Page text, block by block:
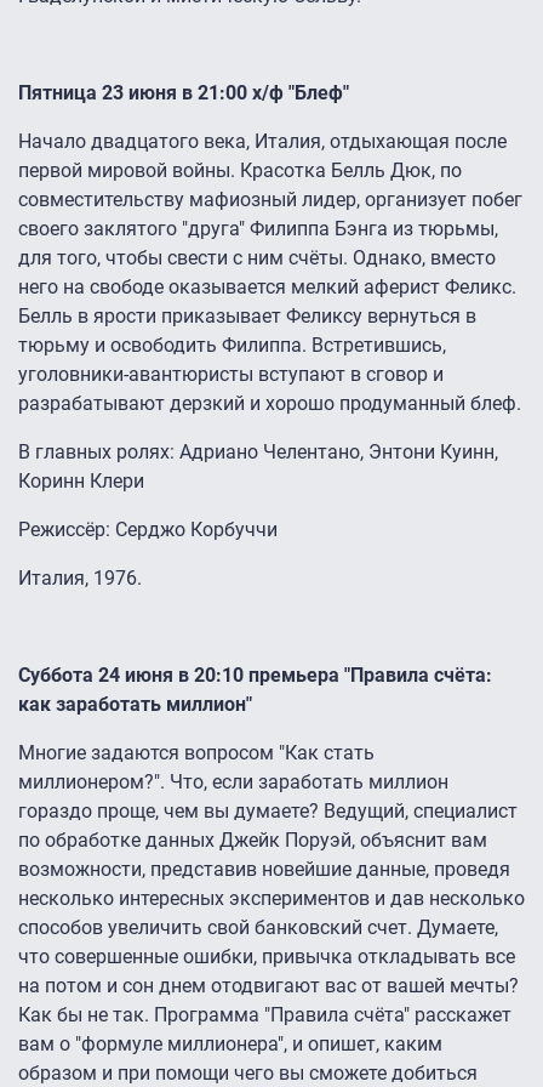
Пятница 23 июня в 21:00 х/ф "Блеф"
Начало двадцатого века, Италия, отдыхающая после
первой мировой войны. Красотка Белль Дюк, по
совместительству мафиозный лидер, организует побег
своего заклятого "друга" Филиппа Бэнга из тюрьмы,
для того, чтобы свести с ним счёты. Однако, вместо
него на свободе оказывается мелкий аферист Феликс.
Белль в ярости приказывает Феликсу вернуться в
тюрьму и освободить Филиппа. Встретившись,
уголовники-авантюристы вступают в сговор и
разрабатывают дерзкий и хорошо продуманный блеф.
В главных ролях: Адриано Челентано, Энтони Куинн,
Коринн Клери
Режиссёр: Серджо Корбуччи
Италия, 1976.
Суббота 24 июня в 20:10 премьера "Правила счёта:
как заработать миллион"
Многие задаются вопросом "Как стать
миллионером?". Что, если заработать миллион
гораздо проще, чем вы думаете? Ведущий, специалист
по обработке данных Джейк Поруэй, объяснит вам
возможности, представив новейшие данные, проведя
несколько интересных экспериментов и дав несколько
способов увеличить свой банковский счет. Думаете,
что совершенные ошибки, привычка откладывать все
на потом и сон днем отодвигают вас от вашей мечты?
Как бы не так. Программа "Правила счёта" расскажет
вам о "формуле миллионера", и опишет, каким
образом и при помощи чего вы сможете добиться